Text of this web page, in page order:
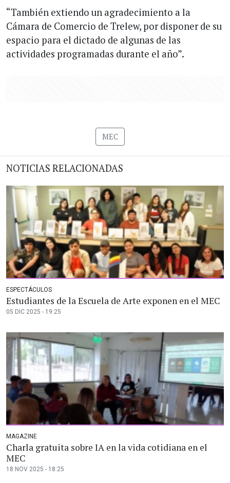
“También extiendo un agradecimiento a la
Cámara de Comercio de Trelew, por disponer de su
espacio para el dictado de algunas de las
actividades programadas durante el año”.
MEC
NOTICIAS RELACIONADAS
ESPECTÁCULOS
Estudiantes de la Escuela de Arte exponen en el MEC
05 DIC 2025 - 19:25
MAGAZINE
Charla gratuita sobre IA en la vida cotidiana en el
MEC
18 NOV 2025 - 18:25